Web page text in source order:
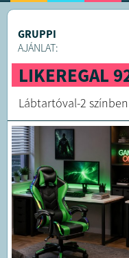
GRUPPI
AJÁNLAT:
LIKEREGAL
Lábtartóval-2 színben